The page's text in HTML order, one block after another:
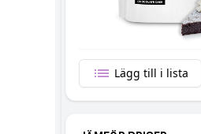
Lägg till i lista